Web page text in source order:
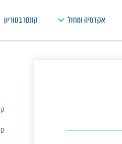
אקדמיה ומחול קונסרבטוריון